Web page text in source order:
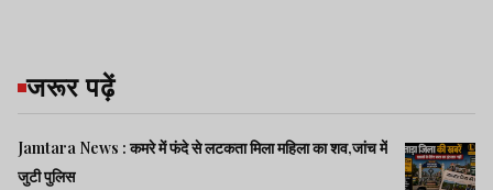
जरूर पढ़ें
Jamtara News : कमरे में फंदे से लटकता मिला महिला का शव,जांच में
जुटी पुलिस